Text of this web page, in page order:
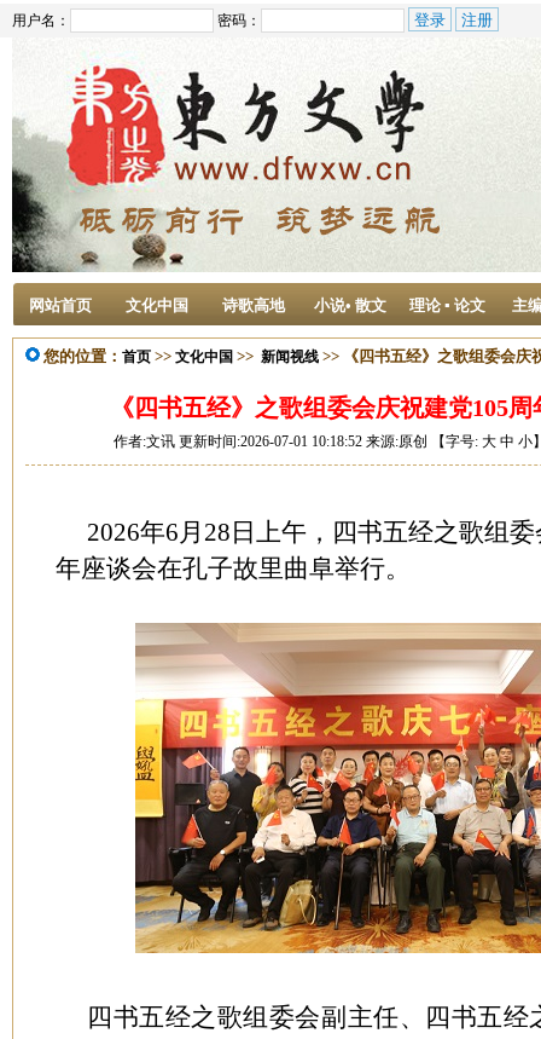
用户名： 密码：
网站首页 文化中国 诗歌高地 小说• 散文 理论 ▪ 论文 主
您的位置： 首页 >> 文化中国 >> 新闻视线 >> 《四书五经》之歌组委会庆
《四书五经》之歌组委会庆祝建党105
作者:文讯 更新时间:2026-07-01 10:18:52 来源:原创 【字号: 大 中 小
2026年6月28日上午，四书五经之歌组
年座谈会在孔子故里曲阜举行。
四书五经之歌组委会副主任、四书五